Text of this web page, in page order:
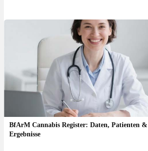
BfArM Cannabis Register: Daten, Patienten &
Ergebnisse